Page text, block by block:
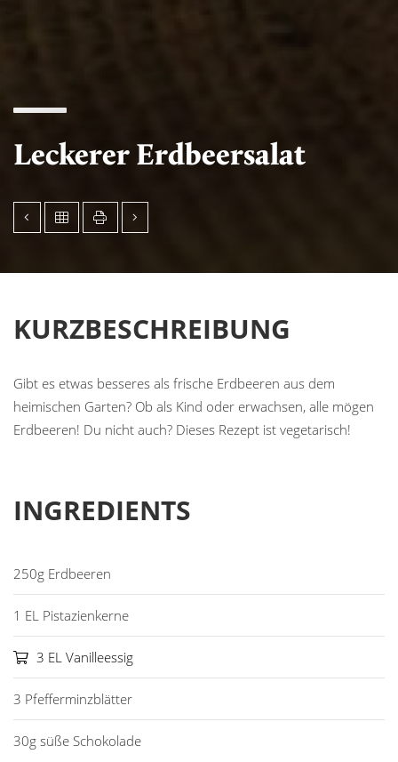
Leckerer Erdbeersalat
KURZBESCHREIBUNG
Gibt es etwas besseres als frische Erdbeeren aus dem
heimischen Garten? Ob als Kind oder erwachsen, alle mögen
Erdbeeren! Du nicht auch? Dieses Rezept ist vegetarisch!
INGREDIENTS
250g Erdbeeren
1 EL Pistazienkerne
3 EL Vanilleessig
3 Pfefferminzblätter
30g süße Schokolade